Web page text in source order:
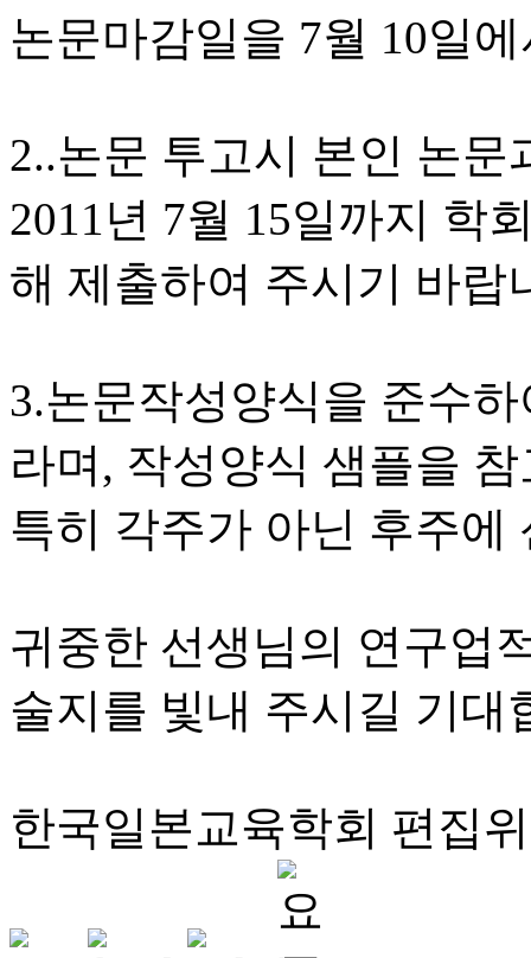
논문마감일을 7월 10일
2..논문 투고시 본인 논
2011년 7월 15일까지 학
해 제출하여 주시기 바랍
3.논문작성양식을 준수
라며, 작성양식 샘플을
특히 각주가 아닌 후주에
귀중한 선생님의 연구업
술지를 빛내 주시길 기대
한국일본교육학회 편집